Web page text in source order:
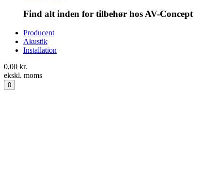
Find alt inden for tilbehør hos AV-Concept
Producent
Akustik
Installation
0,00 kr.
ekskl. moms
0